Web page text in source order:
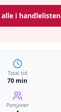
alle i handlelisten
Total tid
70 min
Porsjoner